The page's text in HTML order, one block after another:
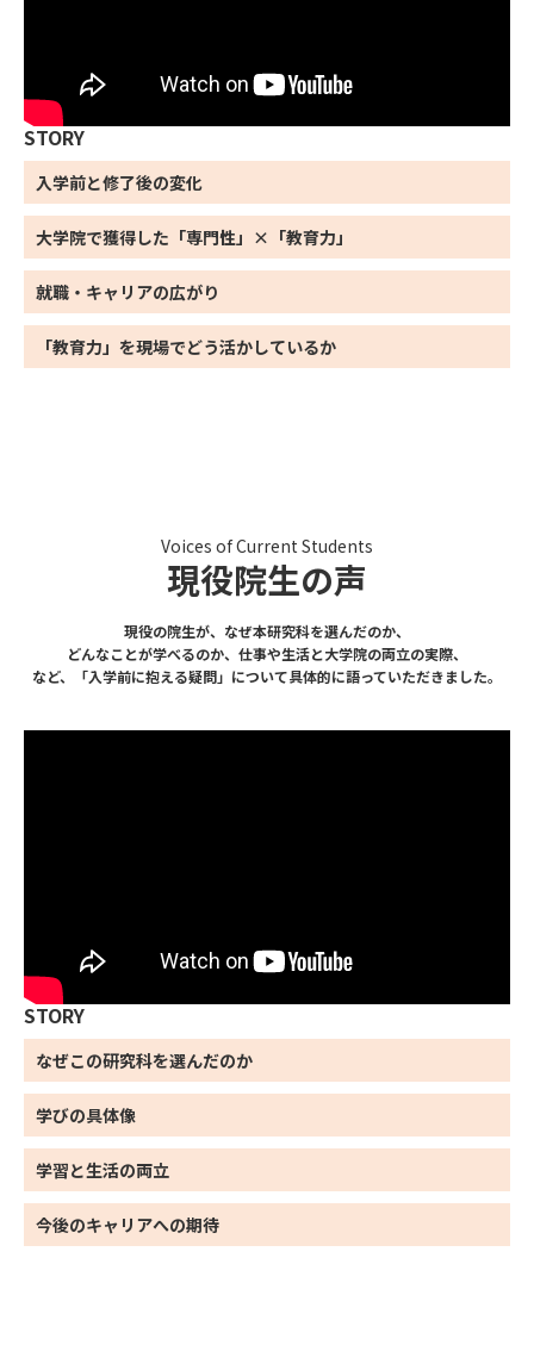
STORY
入学前と修了後の変化
大学院で獲得した 「専門性」×「教育力」
就職・キャリアの広がり
「教育力」を現場でどう活かしているか
Voices of Current Students
現役院生の声
現役の院生が、なぜ本研究科を選んだのか、
どんなことが学べるのか、仕事や生活と大学院の両立の実際、
など、「入学前に抱える疑問」について具体的に語っていただきました。
STORY
なぜこの研究科を選んだのか
学びの具体像
学習と生活の両立
今後のキャリアへの期待